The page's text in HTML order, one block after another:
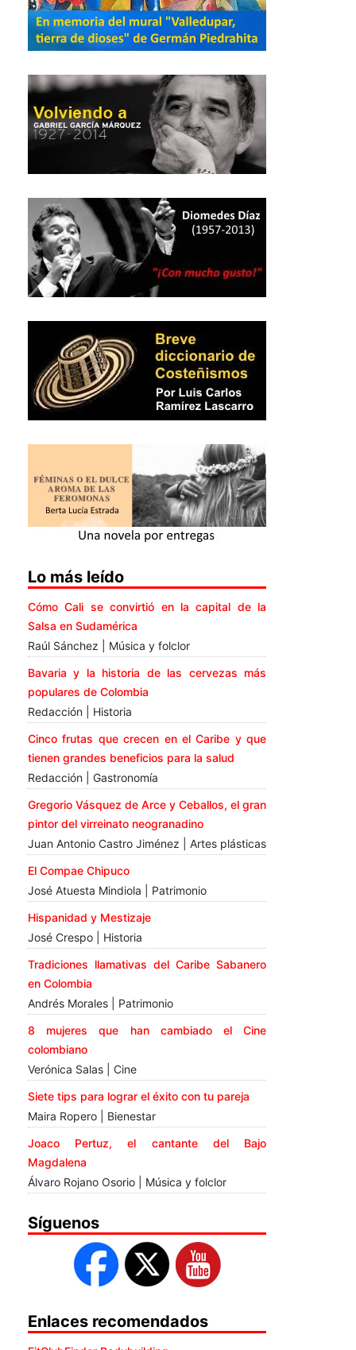
Lo más leído
Cómo Cali se convirtió en la capital de la
Salsa en Sudamérica
Raúl Sánchez | Música y folclor
Bavaria y la historia de las cervezas más
populares de Colombia
Redacción | Historia
Cinco frutas que crecen en el Caribe y que
tienen grandes beneficios para la salud
Redacción | Gastronomía
Gregorio Vásquez de Arce y Ceballos, el gran
pintor del virreinato neogranadino
Juan Antonio Castro Jiménez | Artes plásticas
El Compae Chipuco
José Atuesta Mindiola | Patrimonio
Hispanidad y Mestizaje
José Crespo | Historia
Tradiciones llamativas del Caribe Sabanero
en Colombia
Andrés Morales | Patrimonio
8 mujeres que han cambiado el Cine
colombiano
Verónica Salas | Cine
Siete tips para lograr el éxito con tu pareja
Maira Ropero | Bienestar
Joaco Pertuz, el cantante del Bajo
Magdalena
Álvaro Rojano Osorio | Música y folclor
Síguenos
Enlaces recomendados